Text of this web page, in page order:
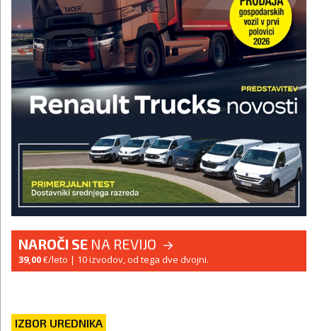
NAROČI SE NA REVIJO
39,00€/leto | 10 izvodov, od tega dve dvojni.
IZBOR UREDNIKA